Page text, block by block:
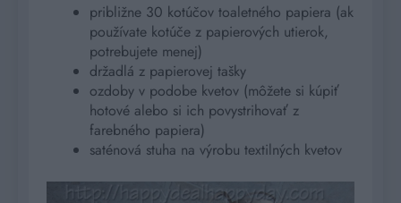
približne 30 kotúčov toaletného papiera (ak
používate kotúče z papierových utierok,
potrebujete menej)
držadlá z papierovej tašky
ozdoby v podobe kvetov (môžete si kúpiť
hotové alebo si ich povystrihovať z
farebného papiera)
saténová stuha na výrobu textilných kvetov